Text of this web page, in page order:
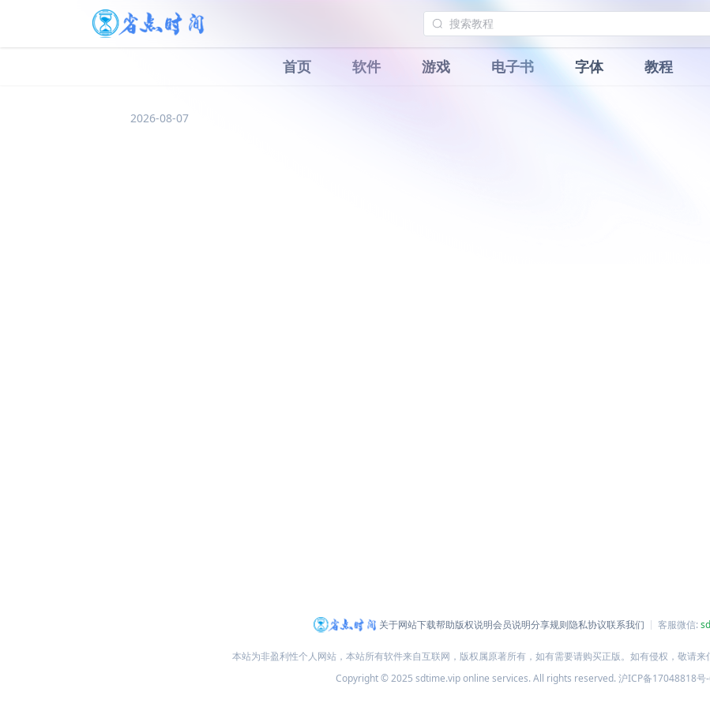
首页 软件 游戏 电子书 字体 教程
2026-08-07
关于网站下载帮助版权说明会员说明分享规则隐私协议联系我们 客服微信:
本站为非盈利性个人网站，本站所有软件来自互联网，版权属原著所有，如有需要请购买正版。如有侵权，敬请来
Copyright © 2025 sdtime.vip online services. All rights reserved.沪ICP备17048818号